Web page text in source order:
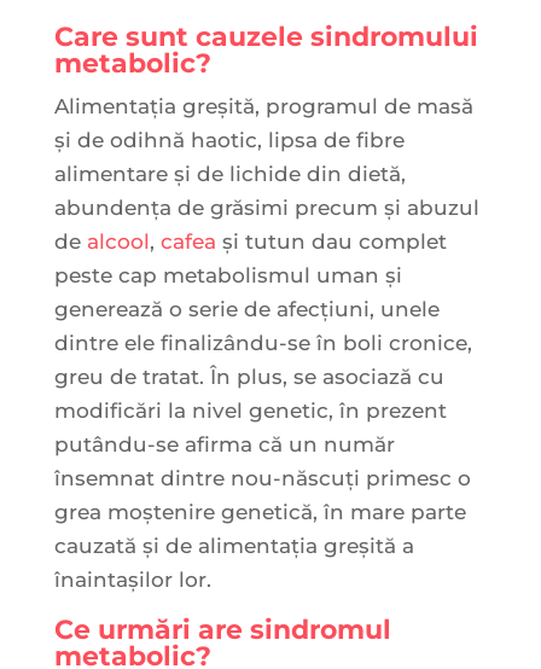
Care sunt cauzele sindromului
metabolic?
Alimentația greșită, programul de masă
și de odihnă haotic, lipsa de fibre
alimentare și de lichide din dietă,
abundența de grăsimi precum și abuzul
de alcool, cafea și tutun dau complet
peste cap metabolismul uman și
generează o serie de afecțiuni, unele
dintre ele finalizându-se în boli cronice,
greu de tratat. În plus, se asociază cu
modificări la nivel genetic, în prezent
putându-se afirma că un număr
însemnat dintre nou-născuți primesc o
grea moștenire genetică, în mare parte
cauzată și de alimentația greșită a
înaintașilor lor.
Ce urmări are sindromul
metabolic?